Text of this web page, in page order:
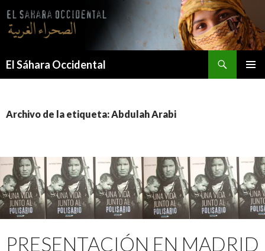
contenido
El Sáhara Occidental
Archivo de la etiqueta: Abdulah Arabi
PRESENTACIÓN EN MADRID